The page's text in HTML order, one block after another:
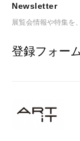
Newsletter
展覧会情報や特集を
登録フォー